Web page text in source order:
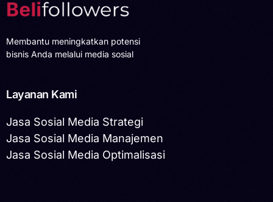
Membantu meningkatkan potensi
bisnis Anda melalui media sosial
Layanan Kami
Jasa Sosial Media Strategi
Jasa Sosial Media Manajemen
Jasa Sosial Media Optimalisasi